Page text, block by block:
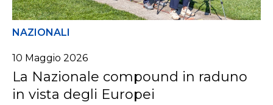
NAZIONALI
10 Maggio 2026
La Nazionale compound in raduno
in vista degli Europei